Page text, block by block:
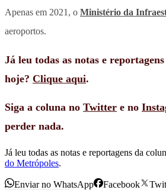
Apenas em 2021, o Ministério da
aeroportos.
Já leu todas as notas e
hoje? Clique aqui.
Siga a coluna no Twitter e no
perder nada.
Já leu todas as notas e reportagens da
do Metrópoles.
Enviar no WhatsApp Facebook